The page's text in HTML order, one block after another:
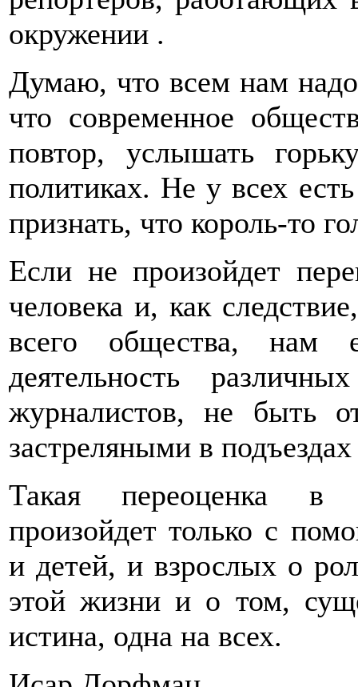
окружении .
Думаю, что всем нам
что современное
повтор, услышать
политиках. Не у всех
признать, что король-то
Если не произойдет
человека и, как
всего общества, нам
деятельность
журналистов, не быть
застреляными в
Такая переоценка в
произойдет только с
и детей, и взрослых о
этой жизни и о том,
истина, одна на всех.